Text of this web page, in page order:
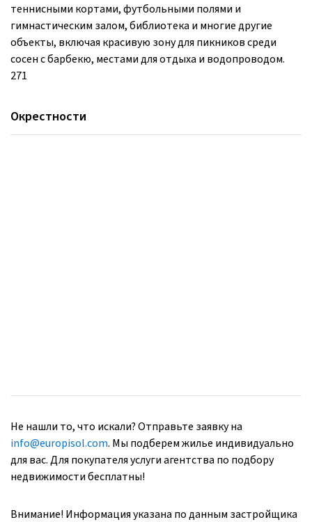
теннисными кортами, футбольными полями и
гимнастическим залом, библиотека и многие другие
объекты, включая красивую зону для пикников среди
сосен с барбекю, местами для отдыха и водопроводом.
271
Окрестности
Не нашли то, что искали? Отправьте заявку на
info@europisol.com. Мы подберем жилье индивидуально
для вас. Для покупателя услуги агентства по подбору
недвижимости бесплатны!
Внимание! Информация указана по данным застройщика